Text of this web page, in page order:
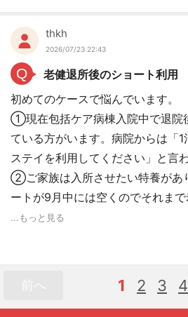
thkh
2026/07/23 22:43
Q
老健退所後のショート利用
初めてのケースで悩んでいます。
①現在包括ケア病棟入院中で退院
ている方がいます。病院からは「1
ステイを利用してください」と言
②ご家族は入所させたい特養があ
ートが9月中には空くのでそれま
...もっと見る
前へ 1 2 3 4